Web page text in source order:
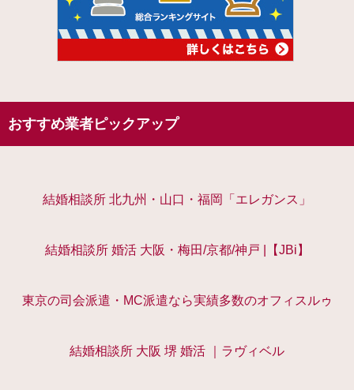
おすすめ業者ピックアップ
結婚相談所 北九州・山口・福岡「エレガンス」
結婚相談所 婚活 大阪・梅田/京都/神戸 |【JBi】
東京の司会派遣・MC派遣なら実績多数のオフィスルゥ
結婚相談所 大阪 堺 婚活 ｜ラヴィベル